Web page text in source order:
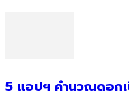
5 แอปฯ คำนวณดอก